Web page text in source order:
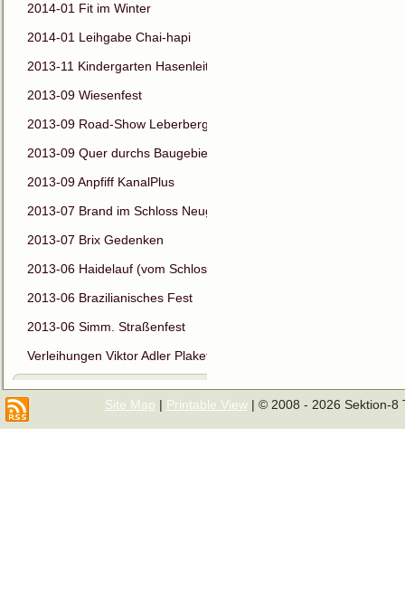
2014-01 Fit im Winter
2014-01 Leihgabe Chai-hapi
2013-11 Kindergarten Hasenleiten
2013-09 Wiesenfest
2013-09 Road-Show Leberberg
2013-09 Quer durchs Baugebiet
2013-09 Anpfiff KanalPlus
2013-07 Brand im Schloss Neugebäude
2013-07 Brix Gedenken
2013-06 Haidelauf (vom Schloss ins Schloss)
2013-06 Brazilianisches Fest
2013-06 Simm. Straßenfest
Verleihungen Viktor Adler Plakette
Site Map | Printable View| © 2008 - 2026 Sektion-8